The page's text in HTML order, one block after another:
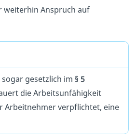
weiterhin Anspruch auf
gesetzlich im § 5
die Arbeitsunfähigkeit
Arbeitnehmer verpflichtet, eine